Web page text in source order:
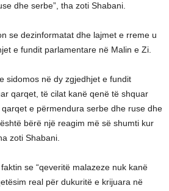
dhe serbe”, tha zoti Shabani.
se dezinformatat dhe lajmet e rreme u
e fundit parlamentare në Malin e Zi.
sidomos në dy zgjedhjet e fundit
qarqet, të cilat kanë qenë të shquar
e përmendura serbe dhe ruse dhe
bërë një reagim më së shumti kur
zoti Shabani.
se “qeveritë malazeze nuk kanë
real për dukuritë e krijuara në